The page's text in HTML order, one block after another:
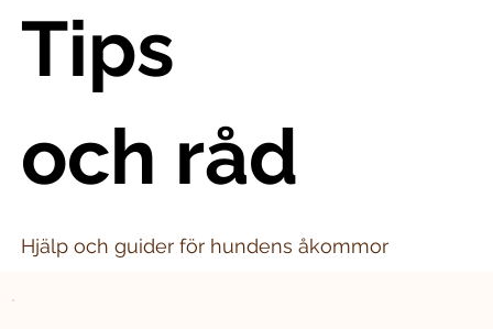
Tips
och råd
Hjälp och guider för hundens åkommor